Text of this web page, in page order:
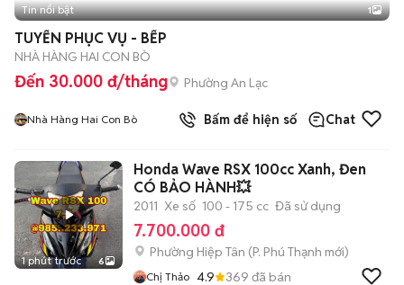
Tin nổi bật 1
TUYỂN PHỤC VỤ - BẾP
NHÀ HÀNG HAI CON BÒ
Đến 30.000 đ/tháng Phường An Lạc
Nhà Hàng Hai Con Bò Bấm để hiện số Chat
1 phút trước 6
Honda Wave RSX 100cc Xanh, Đen
CÓ BẢO HÀNH💥
2011 Xe số 100 - 175 cc Đã sử dụng
7.700.000 đ
Phường Hiệp Tân (P. Phú Thạnh mới)
Chị Thảo 4.9 369 đã bán